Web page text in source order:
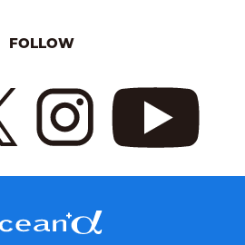
FOLLOW